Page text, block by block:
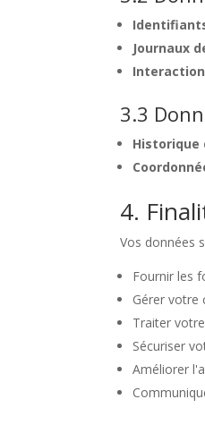
Journaux
3.3
Historique
4.
Vos données
Fournir les
Gérer votre
Traiter
Sécuriser
Améliorer